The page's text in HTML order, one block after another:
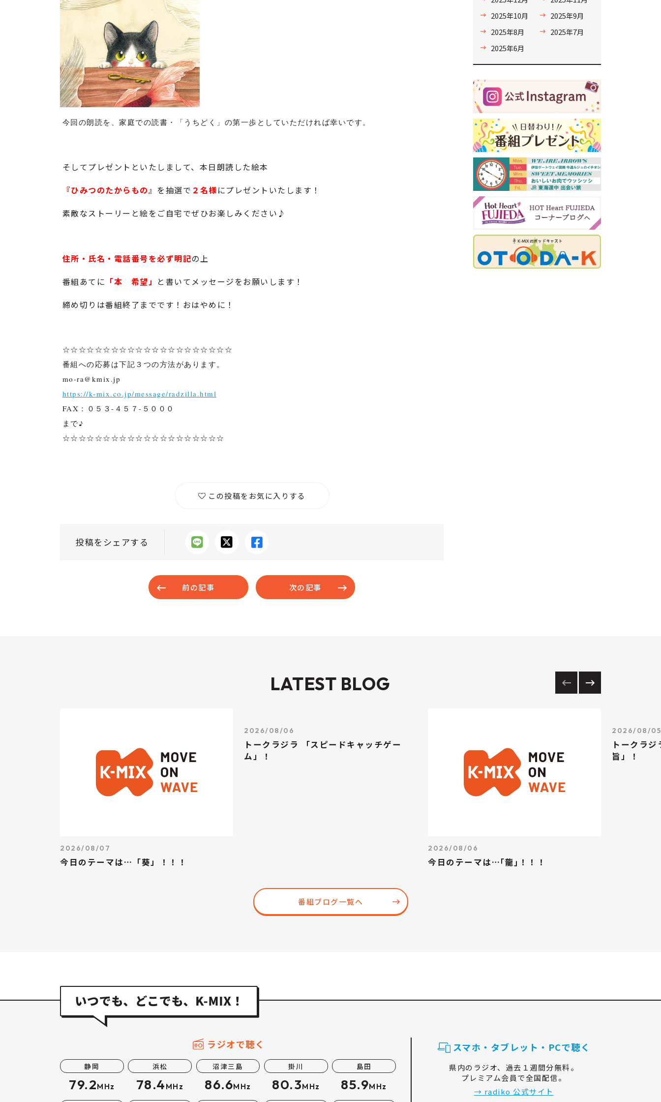
今回の朗読を、家庭での読書・「うちどく」の第一歩としていただければ幸いです。
そしてプレゼントといたしまして、本日朗読した絵本
『ひみつのたからもの』 を抽選で ２ 名様にプレゼントいたします！
素敵なストーリーと絵をご自宅でぜひお楽しみください♪
住所・氏名・電話番号を必ず明記の上
番組あてに 「本 希望」 と書いてメッセージをお願いします！
締め切りは番組終了までです！おはやめに！
☆☆☆☆☆☆☆☆☆☆☆☆☆☆☆☆☆☆☆☆☆
番組への応募は下記３つの方法があります。
mo-ra@kmix.jp
https://k-mix.co.jp/message/radzilla.html
FAX：０５３-４５７-５０００
まで♪
☆☆☆☆☆☆☆☆☆☆☆☆☆☆☆☆☆☆☆☆
この投稿をお気に入りする
投稿をシェアする
前の記事 次の記事
2025年10月
2025年9月
2025年8月
2025年7月
2025年6月
LATEST BLOG
2026/08/07
今日のテーマは…「葵」！！！
2026/08/06
トークラジラ 「スピードキャッチゲー
ム」！
2026/08/06
今日のテーマは…｢龍｣！！！
2026/08/05
トークラ
旨」！
番組ブログ一覧へ
ラジオで聴く
静岡
79.2MHz
浜松
78.4 MHz
沼津三島
86.6MHz
掛川
80.3MHz
島田
85.9MHz
スマホ・タブレット・PCで聴く
県内のラジオ、過去１週間分無料。
プレミアム会員で全国配信。
→ radiko 公式サイト